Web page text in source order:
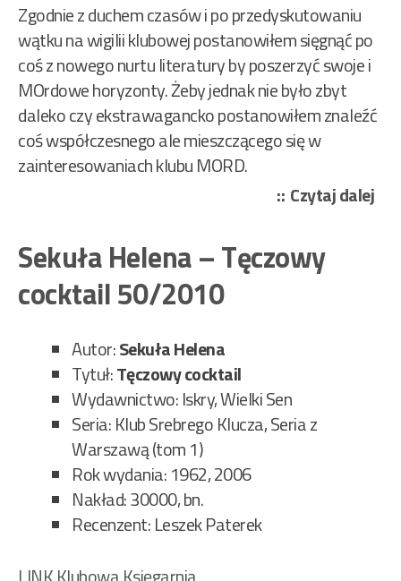
Zgodnie z duchem czasów i po przedyskutowaniu
wątku na wigilii klubowej postanowiłem sięgnąć po
coś z nowego nurtu literatury by poszerzyć swoje i
MOrdowe horyzonty. Żeby jednak nie było zbyt
daleko czy ekstrawagancko postanowiłem znaleźć
coś współczesnego ale mieszczącego się w
zainteresowaniach klubu MORD.
Czytaj dalej
Sekuła Helena – Tęczowy
cocktail 50/2010
Autor:Sekuła Helena
Tytuł:Tęczowy cocktail
Wydawnictwo: Iskry, Wielki Sen
Seria: Klub Srebrego Klucza, Seria z
Warszawą (tom 1)
Rok wydania: 1962, 2006
Nakład: 30000, bn.
Recenzent: Leszek Paterek